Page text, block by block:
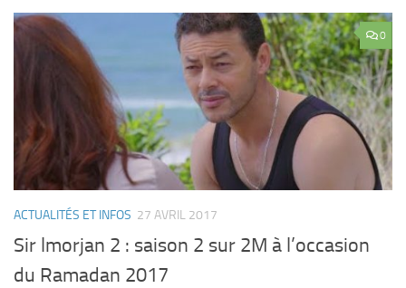
0
ACTUALITÉS ET INFOS 27 AVRIL 2017
Sir lmorjan 2 : saison 2 sur 2M à l’occasion
du Ramadan 2017